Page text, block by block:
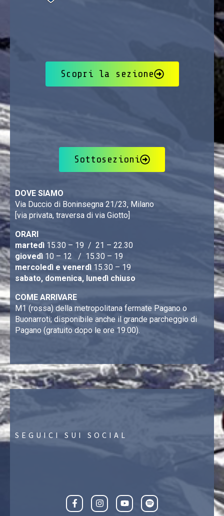
Scopri la sezione
Sottosezioni
DOVE SIAMO
Via Duccio di Boninsegna 21/23, Milano
[via privata, traversa di via Giotto]
ORARI
martedì 15.30 – 19 / 21 – 22.30
giovedì 10 – 12 / 15.30 – 19
mercoledì e venerdì 15.30 – 19
sabato, domenica, lunedì chiuso
COME ARRIVARE
M1 (rossa) della metropolitana fermate Pagano o
Buonarroti; disponibile anche il grande parcheggio di
Pagano (gratuito dopo le ore 19.00).
SEGUICI SUI SOCIAL